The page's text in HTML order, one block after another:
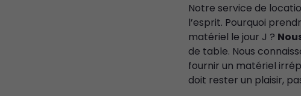
Notre service de
l’esprit. Pourquoi
matériel le jour J ?
de table. Nous
fournir un matériel
doit rester un plaisir,